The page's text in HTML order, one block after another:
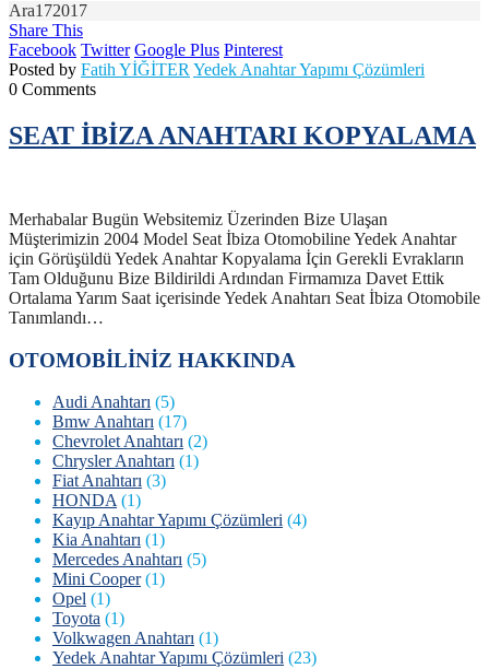
Ara172017
Share This
Facebook Twitter Google Plus Pinterest
Posted by Fatih YİĞİTER Yedek Anahtar Yapımı Çözümleri
0 Comments
SEAT İBİZA ANAHTARI KOPYALAMA
Merhabalar Bugün Websitemiz Üzerinden Bize Ulaşan
Müşterimizin 2004 Model Seat İbiza Otomobiline Yedek Anahtar
için Görüşüldü Yedek Anahtar Kopyalama İçin Gerekli Evrakların
Tam Olduğunu Bize Bildirildi Ardından Firmamıza Davet Ettik
Ortalama Yarım Saat içerisinde Yedek Anahtarı Seat İbiza Otomobile
Tanımlandı…
OTOMOBİLİNİZ HAKKINDA
Audi Anahtarı (5)
Bmw Anahtarı (17)
Chevrolet Anahtarı (2)
Chrysler Anahtarı (1)
Fiat Anahtarı (3)
HONDA (1)
Kayıp Anahtar Yapımı Çözümleri (4)
Kia Anahtarı (1)
Mercedes Anahtarı (5)
Mini Cooper(1)
Opel (1)
Toyota (1)
Volkwagen Anahtarı (1)
Yedek Anahtar Yapımı Çözümleri (23)